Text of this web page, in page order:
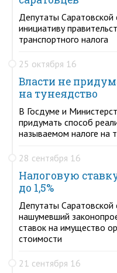
Депутаты
инициативу
транспортного налога
25 октября 16
Власти не
на тунеядство
В Госдуме и
придумать способ
называемом налоге на
28 сентября 16
Налоговую
до 1,5%
Депутаты
нашумевший
ставок на имущество
стоимости
21 сентября 16